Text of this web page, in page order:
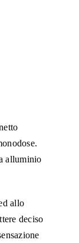
alluminio
allo
deciso